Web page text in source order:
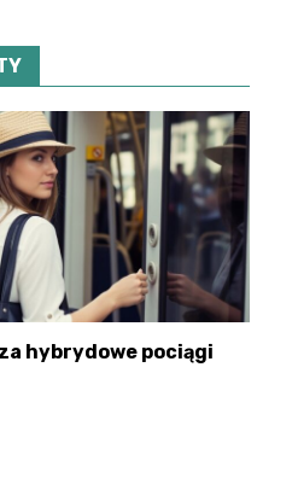
hybrydowe pociągi